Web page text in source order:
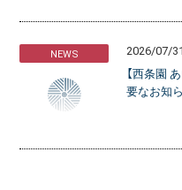
NEWS
2026/07/31
【西条園
要なお知